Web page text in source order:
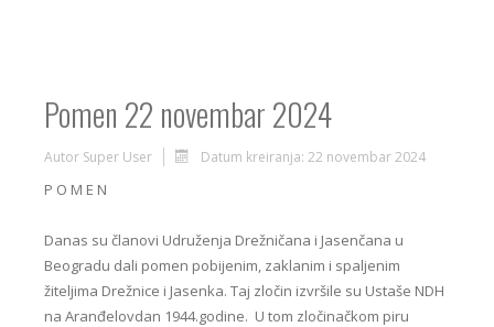
Pomen 22 novembar 2024
Autor Super User Datum kreiranja: 22 novembar 2024
P O M E N
Danas su članovi Udruženja Drežničana i Jasenčana u
Beogradu dali pomen pobijenim, zaklanim i spaljenim
žiteljima Drežnice i Jasenka. Taj zločin izvršile su Ustaše NDH
na Aranđelovdan 1944.godine. U tom zločinačkom piru